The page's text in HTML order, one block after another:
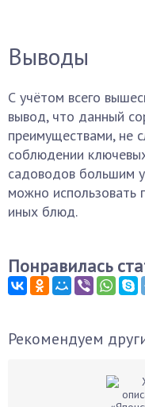
Выводы
С учётом всего
вывод, что данный
преимуществами, не
соблюдении
садоводов большим
можно использовать
иных блюд.
Понравилась
Рекомендуем